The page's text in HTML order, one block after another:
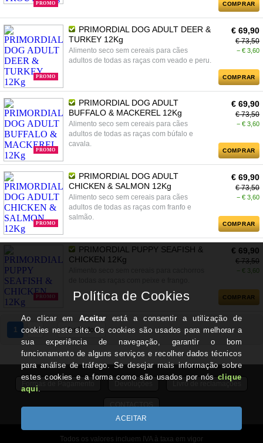
PROMO COMPRAR
PROMO
PRIMORDIAL DOG ADULT DEER &
TURKEY 12Kg
Alimento seco sem cereais para cães
adultos de todas as raças com veado e peru.
€ 69,90
€ 73,50
− € 3,60
COMPRAR
PROMO
PRIMORDIAL DOG ADULT
BUFFALO & MACKEREL 12Kg
Alimento seco sem cereais para cães
adultos de todas as raças com búfalo e
cavala.
€ 69,90
€ 73,50
− € 3,60
COMPRAR
PROMO
PRIMORDIAL DOG ADULT
CHICKEN & SALMON 12Kg
Alimento seco sem cereais para cães
adultos de todas as raças com franfo e
salmão.
€ 69,90
€ 73,50
− € 3,60
COMPRAR
PROMO
PRIMORDIAL PUPPY SEAFISH &
CHICKEN 12Kg
€ 69,90
€ 73,50
− € 3,60
COMPRAR
1 2 Ver Todos
Formas de Pagamento Livro de reclamações
CONTACTOS
Todos os valores incluem IVA à taxa em vigor